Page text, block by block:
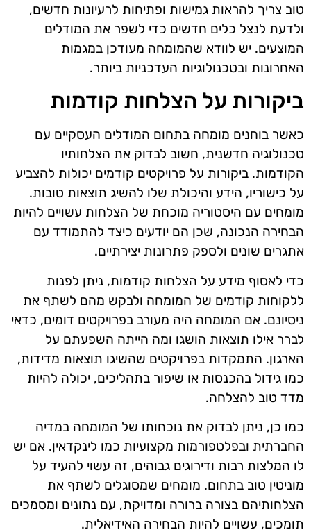
טוב צריך להראות גמישות ופתיחות לרעיונות חדשים,
ולדעת לנצל כלים חדשים כדי לשפר את המודלים
המוצעים. יש לוודא שהמומחה מעודכן במגמות
האחרונות ובטכנולוגיות העדכניות ביותר.
ביקורות על הצלחות קודמות
כאשר בוחנים מומחה בתחום המודלים העסקיים עם
טכנולוגיה חדשנית, חשוב לבדוק את הצלחותיו
הקודמות. ביקורות על פרויקטים קודמים יכולות להצביע
על כישוריו, הידע והיכולת שלו להשיג תוצאות טובות.
מומחים עם היסטוריה מוכחת של הצלחות עשויים להיות
הבחירה הנכונה, שכן הם יודעים כיצד להתמודד עם
אתגרים שונים ולספק פתרונות יצירתיים.
כדי לאסוף מידע על הצלחות קודמות, ניתן לפנות
ללקוחות קודמים של המומחה ולבקש מהם לשתף את
ניסיונם. אם המומחה היה מעורב בפרויקטים דומים, כדאי
לברר אילו תוצאות הושגו ומה הייתה השפעתם על
הארגון. התמקדות בפרויקטים שהשיגו תוצאות מדידות,
כמו גידול בהכנסות או שיפור בתהליכים, יכולה להיות
מדד טוב להצלחה.
כמו כן, ניתן לבדוק את נוכחותו של המומחה במדיה
החברתית ובפלטפורמות מקצועיות כמו לינקדאין. אם יש
לו המלצות רבות ודירוגים גבוהים, זה עשוי להעיד על
מוניטין טוב בתחום. מומחים שמסוגלים לשתף את
הצלחותיהם בצורה ברורה ומדויקת, עם נתונים ומסמכים
תומכים, עשויים להיות הבחירה האידיאלית.